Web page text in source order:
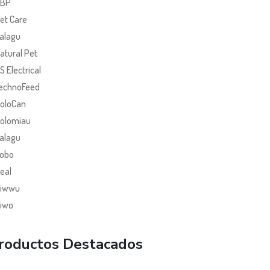
Care
Pet
Electrical
Destacados